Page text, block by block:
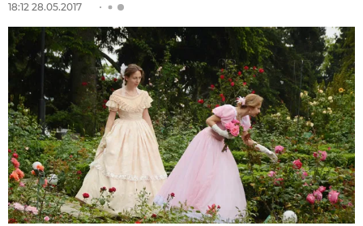
18:12 28.05.2017